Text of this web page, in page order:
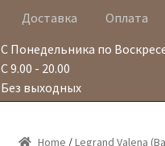
Доставка Оплата
С Понедельника по
С 9.00 - 20.00
Без выходных
Home /Legrand Valena